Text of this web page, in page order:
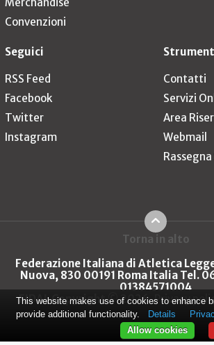
Convenzioni
Seguici
RSS Feed
Facebook
Twitter
Instagram
Contatti
Servizi
Area
Webmail
Torna in alto
Federazione Italiana di Atletica
Nuova, 830 00191 Roma Italia Tel.
01384571004
FIDAL Copyright © 2026 Privacy
This website makes use of cookies to enhance
provide additional functionality.
Details
Allow cookies